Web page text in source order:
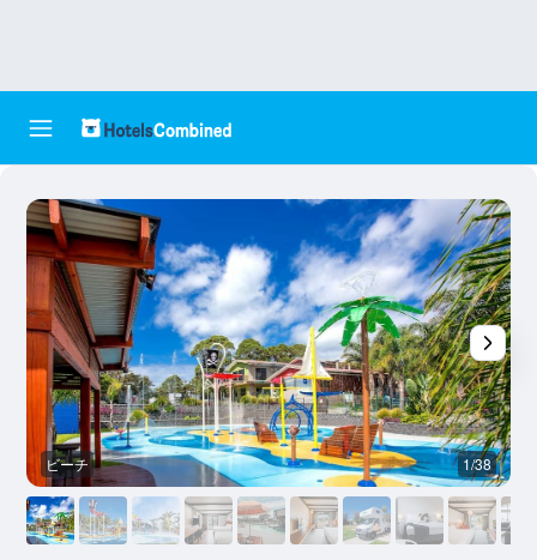
ビーチ 1/38